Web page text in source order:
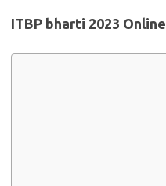
ITBP bharti 2023